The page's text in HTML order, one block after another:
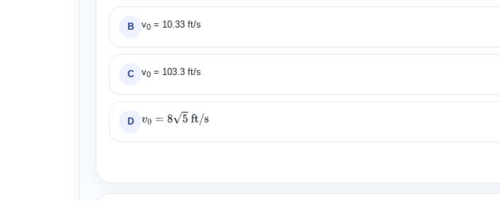
B v0 = 10.33 ft/s
C v0 = 103.3 ft/s
D v0 =85 ft/s